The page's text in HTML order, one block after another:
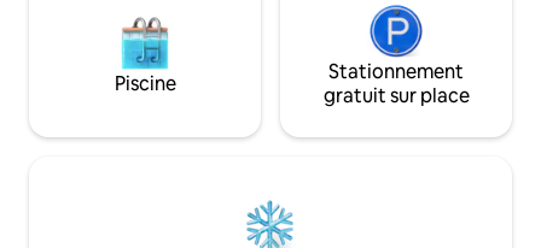
Piscine
Stationnement
gratuit sur place